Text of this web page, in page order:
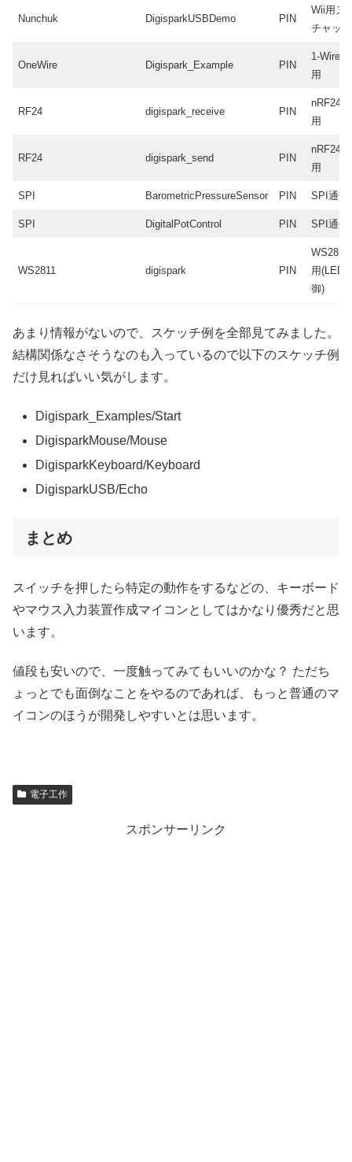
Nunchuk DigisparkUSBDemo PIN
Wii用ヌ
チャック
OneWire Digispark_Example PIN
1-Wire
用
RF24 digispark_receive PIN
nRF24
用
RF24 digispark_send PIN
nRF24
用
SPI BarometricPressureSensor PIN SPI通信
SPI DigitalPotControl PIN SPI通信
WS2811 digispark PIN
WS2811
用(LED
御)
あまり情報がないので、スケッチ例を全部見てみました。
結構関係なさそうなのも入っているので以下のスケッチ例
だけ見ればいい気がします。
Digispark_Examples/Start
DigisparkMouse/Mouse
DigisparkKeyboard/Keyboard
DigisparkUSB/Echo
まとめ
スイッチを押したら特定の動作をするなどの、キーボード
やマウス入力装置作成マイコンとしてはかなり優秀だと思
います。
値段も安いので、一度触ってみてもいいのかな？ ただち
ょっとでも面倒なことをやるのであれば、もっと普通のマ
イコンのほうが開発しやすいとは思います。
電子工作
スポンサーリンク